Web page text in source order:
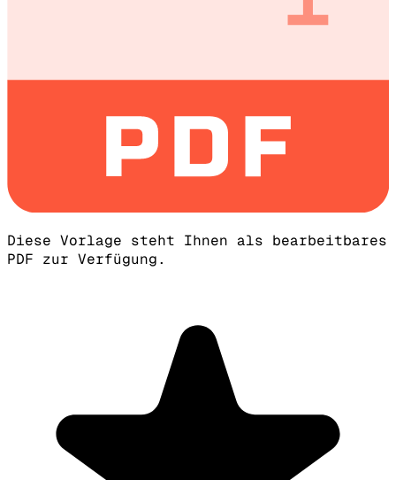
Diese Vorlage steht Ihnen als bearbeitbares
PDF zur Verfügung.